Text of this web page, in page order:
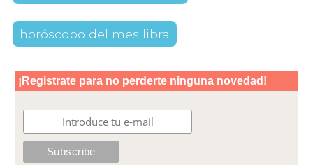
horóscopo del mes libra